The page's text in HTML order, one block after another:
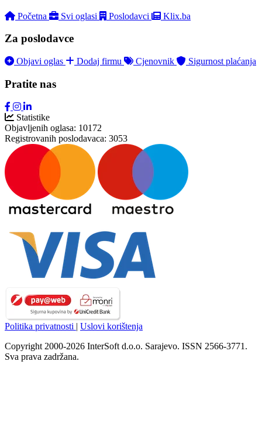
Početna Svi oglasi Poslodavci Klix.ba
Za poslodavce
Objavi oglas Dodaj firmu Cjenovnik Sigurnost plaćanja
Pratite nas
Statistike
Objavljenih oglasa: 10172
Registrovanih poslodavaca: 3053
Politika privatnosti | Uslovi korištenja
Copyright 2000-2026 InterSoft d.o.o. Sarajevo. ISSN 2566-3771.
Sva prava zadržana.